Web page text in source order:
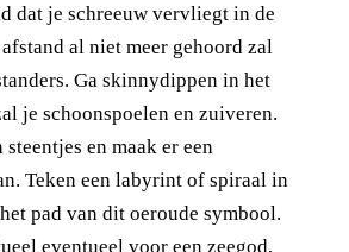
dat je schreeuw vervliegt in de
al niet meer gehoord zal
Ga skinnydippen in het
je schoonspoelen en zuiveren.
en maak er een
Teken een labyrint of spiraal in
pad van dit oeroude symbool.
eventueel voor een zeegod,